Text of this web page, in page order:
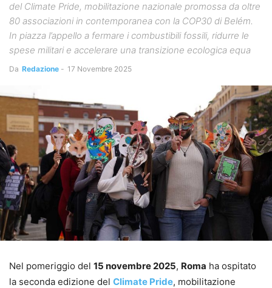
del Climate Pride, mobilitazione nazionale promossa da oltre
80 associazioni in contemporanea con la COP30 di Belém.
In piazza l’appello a fermare i combustibili fossili, ridurre le
spese militari e accelerare una transizione ecologica equa
Da Redazione - 17 Novembre 2025
Nel pomeriggio del 15 novembre 2025, Roma ha ospitato
la seconda edizione del Climate Pride, mobilitazione